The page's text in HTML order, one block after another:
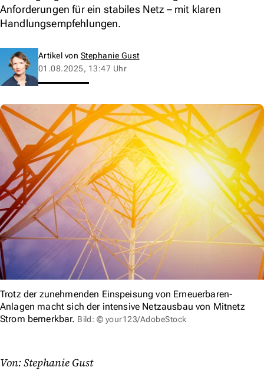
Anforderungen für ein stabiles Netz – mit klaren
Handlungsempfehlungen.
Artikel von Stephanie Gust
01.08.2025, 13:47 Uhr
Trotz der zunehmenden Einspeisung von Erneuerbaren-
Anlagen macht sich der intensive Netzausbau von Mitnetz
Strom bemerkbar. Bild: © your123/AdobeStock
Von: Stephanie Gust